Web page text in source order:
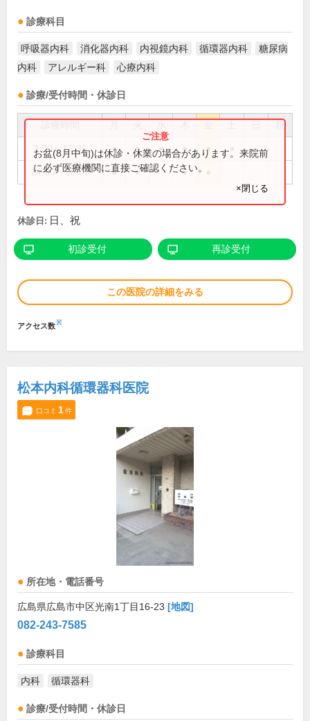
診療科目
呼吸器内科 消化器内科 内視鏡内科 循環器内科
糖尿病
内科
アレルギー科 心療内科
診療/受付時間・休診日
祝
9:00～12:30 ● ● ● ● ●
14:00～18:00 ● ● ●
お盆(8月中旬)は休診・休業の場合があります。来院前
に必ず医療機関に直接ご確認ください。
×閉じる
休診日: 日、祝
初診受付 再診受付
この医院の詳細をみる
アクセス数※
松本内科循環器科医院
口コミ 1件
所在地・電話番号
広島県広島市中区光南1丁目16-23 [地図]
082-243-7585
診療科目
内科 循環器科
診療/受付時間・休診日